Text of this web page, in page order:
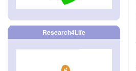
Research4Life